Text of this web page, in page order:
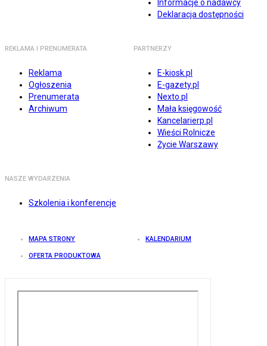
Informacje o nadawcy
Deklaracja dostępności
REKLAMA I PRENUMERATA
Reklama
Ogłoszenia
Prenumerata
Archiwum
PARTNERZY
E-kiosk.pl
E-gazety.pl
Nexto.pl
Mała księgowość
Kancelarierp.pl
Wieści Rolnicze
Życie Warszawy
NASZE WYDARZENIA
Szkolenia i konferencje
MAPA STRONY KALENDARIUM
OFERTA PRODUKTOWA